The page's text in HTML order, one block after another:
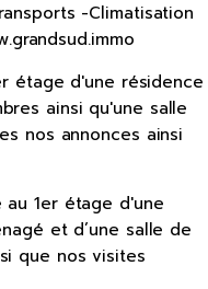
-Climatisation
étage d'une résidence
ainsi qu'une salle
nos annonces ainsi
au 1er étage d'une
et d’une salle de
que nos visites